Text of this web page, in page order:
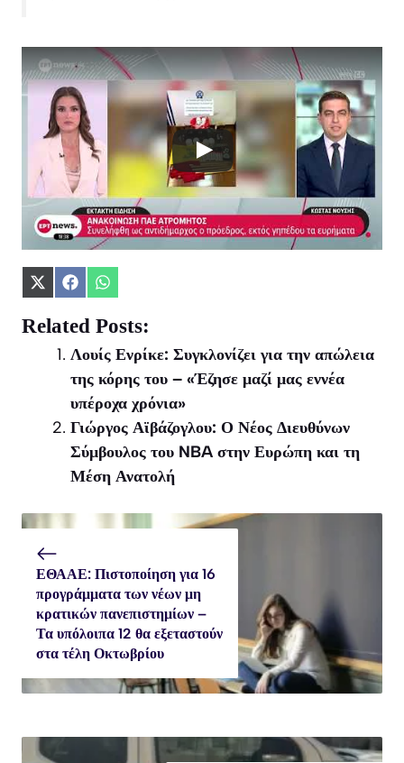
Share
X
(Twitter)
Share
Facebook
Share
WhatsApp
Related Posts:
Λουίς Ενρίκε: Συγκλονίζει για την απώλεια
της κόρης του – «Έζησε μαζί μας εννέα
υπέροχα χρόνια»
Γιώργος Αϊβάζογλου: Ο Νέος Διευθύνων
Σύμβουλος του NBA στην Ευρώπη και τη
Μέση Ανατολή
ΕΘΑΑΕ: Πιστοποίηση για 16
προγράμματα των νέων μη
κρατικών πανεπιστημίων –
Τα υπόλοιπα 12 θα εξεταστούν
στα τέλη Οκτωβρίου